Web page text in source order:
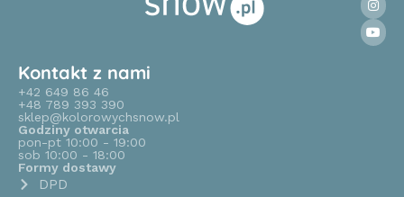
Kontakt z nami
+42 649 86 46
+48 789 393 390
sklep@kolorowychsnow.pl
Godziny otwarcia
pon-pt 10:00 - 19:00
sob 10:00 - 18:00
Formy dostawy
DPD